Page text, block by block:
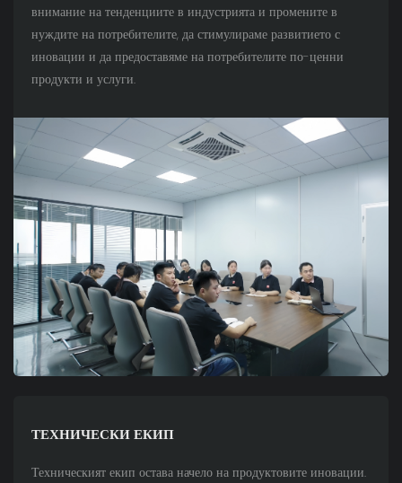
внимание на тенденциите в индустрията и промените в
нуждите на потребителите, да стимулираме развитието с
иновации и да предоставяме на потребителите по-ценни
продукти и услуги.
ТЕХНИЧЕСКИ ЕКИП
Техническият екип остава начело на продуктовите иновации.